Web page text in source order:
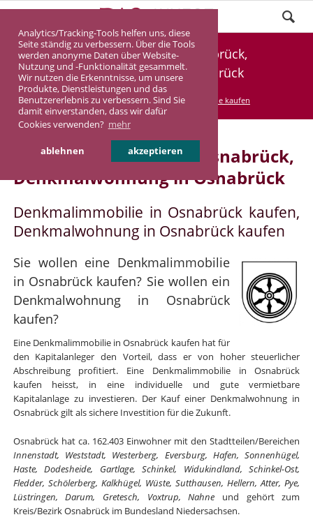
Analytics/Tracking-Tools helfen uns, diese
Seite ständig zu verbessern. Über die Tools
werden anonyme Daten über Website-
Nutzung und -Funktionalität gesammelt.
Wir nutzen die Erkenntnisse, um unsere
Produkte, Dienstleistungen und das
Benutzererlebnis zu verbessern. Sind Sie
damit einverstanden, dass wir dafür
Cookies verwenden? mehr
ablehnen akzeptieren
Denkmalimmobilie Osnabrück,
Denkmalwohnung Osnabrück
DASINVEST Service Denkmalimmobilie kaufen
Denkmalimmobilie in Osnabrück,
Denkmalwohnung in Osnabrück
Denkmalimmobilie in Osnabrück kaufen,
Denkmalwohnung in Osnabrück kaufen
Sie wollen eine Denkmalimmobilie
in Osnabrück kaufen? Sie wollen ein
Denkmalwohnung in Osnabrück
kaufen?
Eine Denkmalimmobilie in Osnabrück kaufen hat für
den Kapitalanleger den Vorteil, dass er von hoher steuerlicher
Abschreibung profitiert. Eine Denkmalimmobilie in Osnabrück
kaufen heisst, in eine individuelle und gute vermietbare
Kapitalanlage zu investieren. Der Kauf einer Denkmalwohnung in
Osnabrück gilt als sichere Investition für die Zukunft.
Osnabrück hat ca. 162.403 Einwohner mit den Stadtteilen/Bereichen
Innenstadt, Weststadt, Westerberg, Eversburg, Hafen, Sonnenhügel,
Haste, Dodesheide, Gartlage, Schinkel, Widukindland, Schinkel-Ost,
Fledder, Schölerberg, Kalkhügel, Wüste, Sutthausen, Hellern, Atter, Pye,
Lüstringen, Darum, Gretesch, Voxtrup, Nahne und gehört zum
Kreis/Bezirk Osnabrück im Bundesland Niedersachsen.